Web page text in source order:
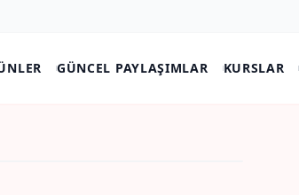
GÜNCEL PAYLAŞIMLAR KURSLAR